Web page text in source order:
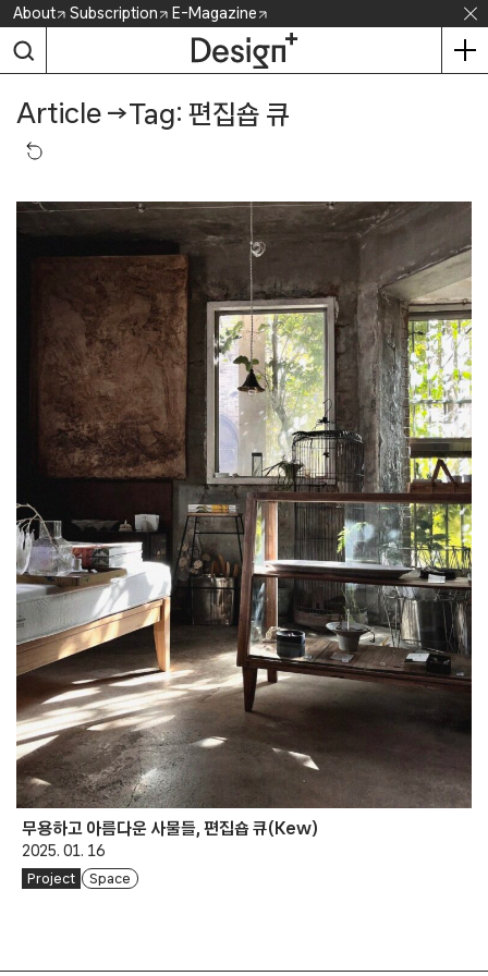
Skip
content
About Subscription E-Magazine
Article →Tag: 편집숍 큐
무용하고 아름다운 사물들, 편집숍 큐(Kew)
2025. 01. 16
Project Space